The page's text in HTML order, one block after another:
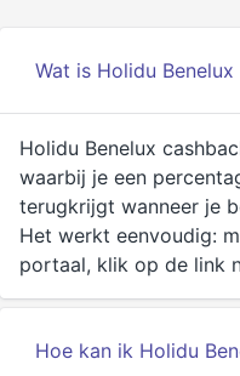
Wat is Holidu
Holidu Benelux
waarbij je een
terugkrijgt wanneer je
Het werkt eenvoudig:
portaal, klik op de link
Hoe kan ik Holidu